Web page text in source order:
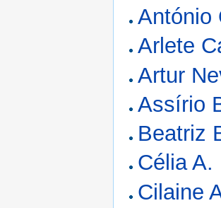
António
Arlete
Artur
Assírio
Beatriz
Célia A.
Cilaine